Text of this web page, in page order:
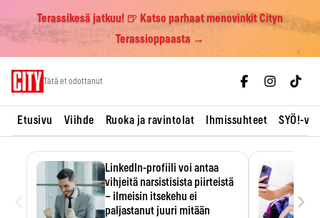
Terassikesä jatkuu! 🍺 Katso parhaat menovinkit Cityn
Terassioppaasta →
Tätä et odottanut
Etusivu Viihde Ruoka ja ravintolat Ihmissuhteet SYÖ!-
LinkedIn-profiili voi antaa
vihjeitä narsistisista piirteistä
– ilmeisin itsekehu ei
paljastanut juuri mitään
›